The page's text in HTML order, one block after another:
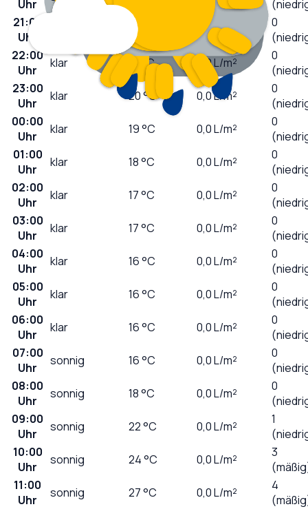
Uhr
21:00
Uhr
22 0,0L/m²
0
22:00
Uhr
klar 21 °C 0,0L/m²
0
23:00
Uhr
klar 20°C 0,0L/m²
0
00:00
Uhr
klar 19°C 0,0L/m²
0
01:00
Uhr
klar 18°C 0,0L/m²
0
02:00
Uhr
klar 17°C 0,0L/m²
0
03:00
Uhr
klar 17°C 0,0L/m²
0
04:00
Uhr
klar 16°C 0,0L/m²
0
05:00
Uhr
klar 16°C 0,0L/m²
0
06:00
Uhr
klar 16°C 0,0L/m²
0
07:00
Uhr
sonnig 16°C 0,0L/m²
0
08:00
Uhr
sonnig 18°C 0,0L/m²
0
09:00
Uhr
sonnig 22°C 0,0L/m²
1
10:00
Uhr
sonnig 24°C 0,0L/m²
3
11:00
Uhr
sonnig 27°C 0,0L/m²
4